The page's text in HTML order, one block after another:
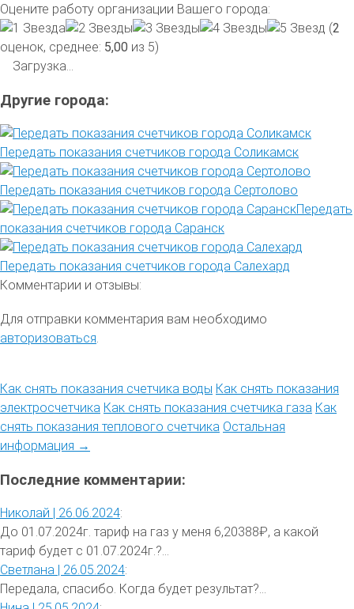
Оцените работу организации Вашего города:
(2
оценок, среднее: 5,00 из 5)
Загрузка...
Другие города:
Передать показания счетчиков города Соликамск
Передать показания счетчиков города Сертолово
Передать
показания счетчиков города Саранск
Передать показания счетчиков города Салехард
Комментарии и отзывы:
Для отправки комментария вам необходимо
авторизоваться.
Как снять показания счетчика воды Как снять показания
электросчетчика Как снять показания счетчика газа Как
снять показания теплового счетчика Остальная
информация →
Последние комментарии:
Николай | 26.06.2024:
До 01.07.2024г. тариф на газ у меня 6,20388₽, а какой
тариф будет с 01.07.2024г.?...
Светлана | 26.05.2024:
Передала, спасибо. Когда будет результат?...